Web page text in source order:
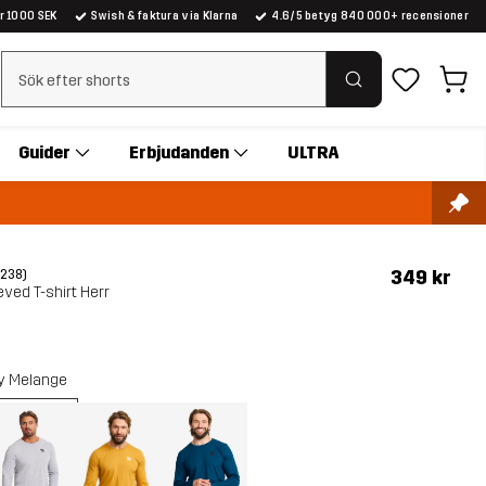
1000 SEK Swish & faktura via Klarna 4.6/5 betyg 840 000+ recensioner
Rensa sök
Guider Erbjudanden ULTRA
T-shirt Herr
349 kr
Melange